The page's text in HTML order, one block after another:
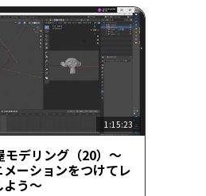
1:15:23
モデリング（20）～
ーションをつけてレ
よう～